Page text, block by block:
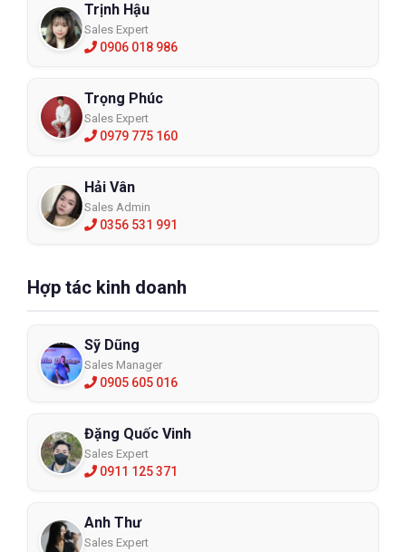
Trịnh Hậu
Sales Expert
0906 018 986
Trọng Phúc
Sales Expert
0979 775 160
Hải Vân
Sales Admin
0356 531 991
Hợp tác kinh doanh
Sỹ Dũng
Sales Manager
0905 605 016
Đặng Quốc Vinh
Sales Expert
0911 125 371
Anh Thư
Sales Expert